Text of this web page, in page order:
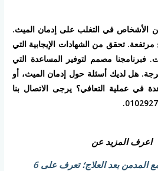
الأشخاص في التغلب على إدمان الميث.
مرتفعة. تحقق من الشهادات الإيجابية التي
فبرنامجنا مصمم لتوفير المساعدة التي
هل لديك أسئلة حول إدمان الميث، أو
في عملية التعافي؟ يرجى الاتصال بنا
اعرف المزيد عن
كيفية التعامل مع المدمن بعد العلاج؛ تعرف على 6